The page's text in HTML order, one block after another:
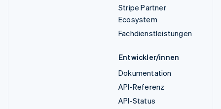
Stripe Partner
Ecosystem
Fachdienstleistungen
Entwickler/innen
Dokumentation
API-Referenz
API-Status